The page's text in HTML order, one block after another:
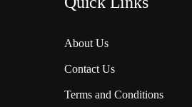
About Us
Contact Us
Terms and Conditions